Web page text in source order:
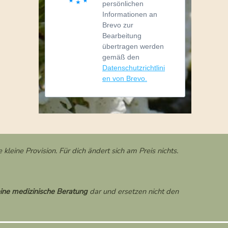
persönlichen
Informationen an
Brevo zur
Bearbeitung
übertragen werden
gemäß den
Datenschutzrichtlini
en von Brevo.
Provision. Für dich ändert sich am Preis nichts.
medizinische Beratung dar und ersetzen nicht den